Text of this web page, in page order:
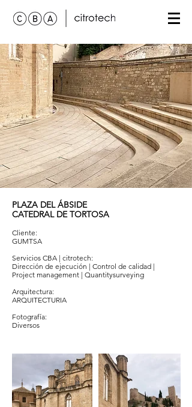
PLAZA DEL ÁBSIDE
CATEDRAL DE TORTOSA
Cliente:
GUMTSA
Servicios CBA | citrotech:
Dirección de ejecución | Control de calidad |
Project management | Quantitysurveying
Arquitectura:
ARQUITECTURIA
Fotografía:
Diversos